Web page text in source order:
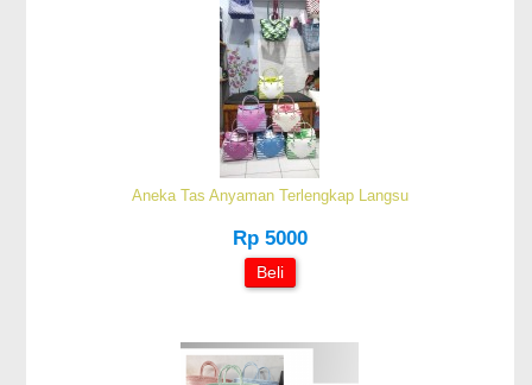
Aneka Tas Anyaman Terlengkap Langsu
Rp 5000
Beli